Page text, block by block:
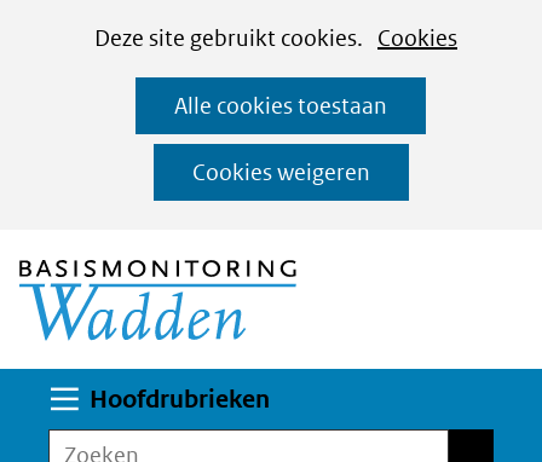
CookiesDeze site gebruikt cookies. Cookies
op
deze
website
worden
toegestaan
Alle cookies toestaan
Cookies weigeren
Ga
naar
de
inhoud
Hoofdrubrieken
Zoeken